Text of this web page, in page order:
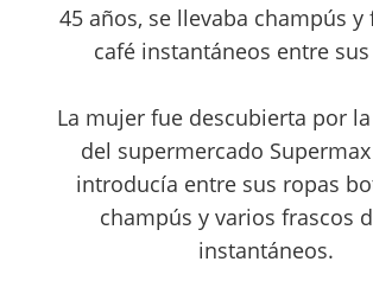
45 años, se llevaba champús y
café instantáneos entre
La mujer fue descubierta por
del supermercado
introducía entre sus ropas
champús y varios frascos
instantáneos.